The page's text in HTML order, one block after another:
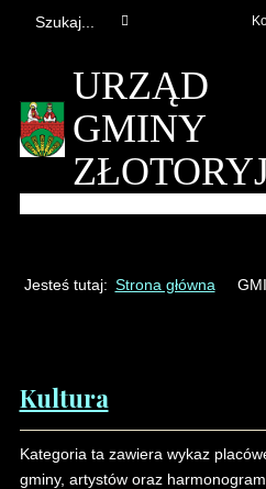
URZĄD
GMINY
Jesteś tutaj: Strona główna
Kultura
Kategoria ta zawiera wykaz
gminy, artystów oraz